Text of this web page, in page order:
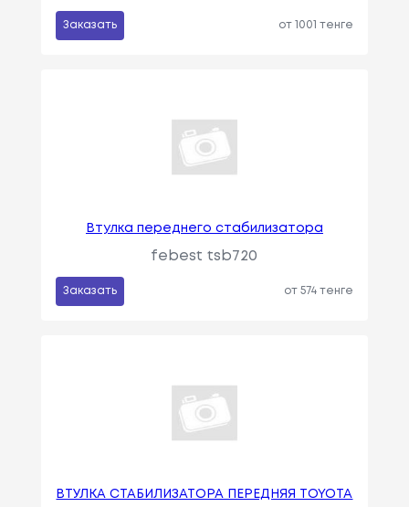
Заказать от 1001 тенге
Втулка переднего стабилизатора
febest tsb720
Заказать от 574 тенге
ВТУЛКА СТАБИЛИЗАТОРА ПЕРЕДНЯЯ TOYOTA